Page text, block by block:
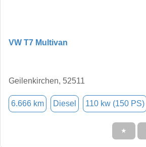
VW T7 Multivan
Geilenkirchen, 52511
6.666 km Diesel 110 kw (150 PS)
★